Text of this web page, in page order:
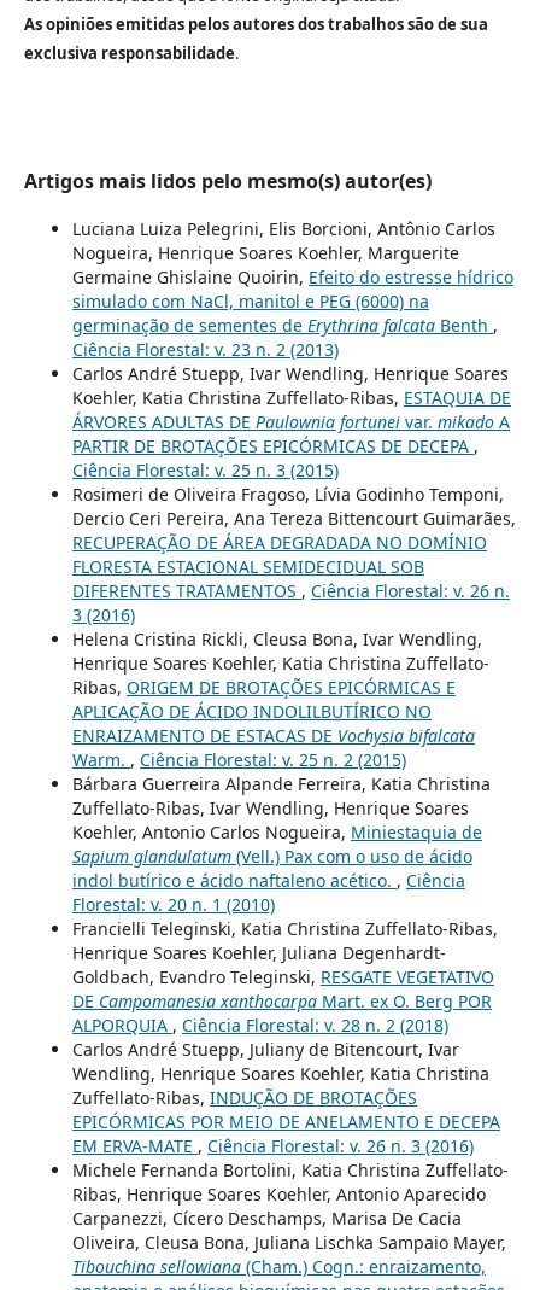
As opiniões emitidas pelos autores dos trabalhos são de sua
exclusiva responsabilidade.
Artigos mais lidos pelo mesmo(s) autor(es)
Luciana Luiza Pelegrini, Elis Borcioni, Antônio Carlos
Nogueira, Henrique Soares Koehler, Marguerite
Germaine Ghislaine Quoirin, Efeito do estresse hídrico
simulado com NaCl, manitol e PEG (6000) na
germinação de sementes de Erythrina falcataBenth ,
Ciência Florestal: v. 23 n. 2 (2013)
Carlos André Stuepp, Ivar Wendling, Henrique Soares
Koehler, Katia Christina Zuffellato-Ribas, ESTAQUIA DE
ÁRVORES ADULTAS DE Paulownia fortuneivar. mikadoA
PARTIR DE BROTAÇÕES EPICÓRMICAS DE DECEPA ,
Ciência Florestal: v. 25 n. 3 (2015)
Rosimeri de Oliveira Fragoso, Lívia Godinho Temponi,
Dercio Ceri Pereira, Ana Tereza Bittencourt Guimarães,
RECUPERAÇÃO DE ÁREA DEGRADADA NO DOMÍNIO
FLORESTA ESTACIONAL SEMIDECIDUAL SOB
DIFERENTES TRATAMENTOS , Ciência Florestal: v. 26 n.
3 (2016)
Helena Cristina Rickli, Cleusa Bona, Ivar Wendling,
Henrique Soares Koehler, Katia Christina Zuffellato-
Ribas, ORIGEM DE BROTAÇÕES EPICÓRMICAS E
APLICAÇÃO DE ÁCIDO INDOLILBUTÍRICO NO
ENRAIZAMENTO DE ESTACAS DE Vochysia bifalcata
Warm. , Ciência Florestal: v. 25 n. 2 (2015)
Bárbara Guerreira Alpande Ferreira, Katia Christina
Zuffellato-Ribas, Ivar Wendling, Henrique Soares
Koehler, Antonio Carlos Nogueira, Miniestaquia de
Sapium glandulatum(Vell.) Pax com o uso de ácido
indol butírico e ácido naftaleno acético. , Ciência
Florestal: v. 20 n. 1 (2010)
Francielli Teleginski, Katia Christina Zuffellato-Ribas,
Henrique Soares Koehler, Juliana Degenhardt-
Goldbach, Evandro Teleginski, RESGATE VEGETATIVO
DE Campomanesia xanthocarpaMart. ex O. Berg POR
ALPORQUIA , Ciência Florestal: v. 28 n. 2 (2018)
Carlos André Stuepp, Juliany de Bitencourt, Ivar
Wendling, Henrique Soares Koehler, Katia Christina
Zuffellato-Ribas, INDUÇÃO DE BROTAÇÕES
EPICÓRMICAS POR MEIO DE ANELAMENTO E DECEPA
EM ERVA-MATE , Ciência Florestal: v. 26 n. 3 (2016)
Michele Fernanda Bortolini, Katia Christina Zuffellato-
Ribas, Henrique Soares Koehler, Antonio Aparecido
Carpanezzi, Cícero Deschamps, Marisa De Cacia
Oliveira, Cleusa Bona, Juliana Lischka Sampaio Mayer,
Tibouchina sellowiana(Cham.) Cogn.: enraizamento,